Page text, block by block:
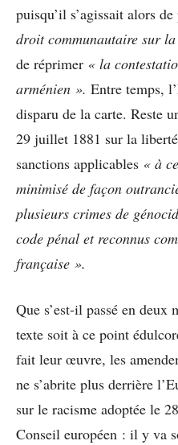
puisqu’il s’agissait alors
droit communautaire sur
de réprimer « la
arménien ». Entre temps,
disparu de la carte. Reste
29 juillet 1881 sur la
sanctions applicables « à
minimisé de façon
plusieurs crimes de
code pénal et reconnus
française ».
Que s’est-il passé en
texte soit à ce point
fait leur œuvre, les
ne s’abrite plus derrière
sur le racisme adoptée le
Conseil européen : il y va